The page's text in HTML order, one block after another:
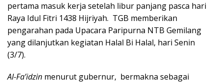
pertama masuk kerja setelah libur panjang pasca hari
Raya Idul Fitri 1438 Hijriyah. TGB memberikan
pengarahan pada Upacara Paripurna NTB Gemilang
yang dilanjutkan kegiatan Halal Bi Halal, hari Senin
(3/7).
Al-Fa’idzin menurut gubernur, bermakna sebagai